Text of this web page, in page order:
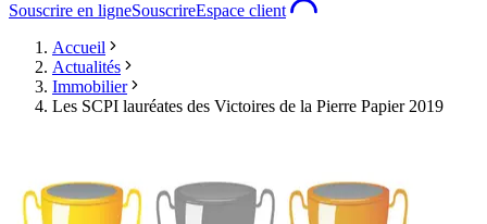
Souscrire en ligneSouscrireEspace client
Accueil
Actualités
Immobilier
Les SCPI lauréates des Victoires de la Pierre Papier 2019